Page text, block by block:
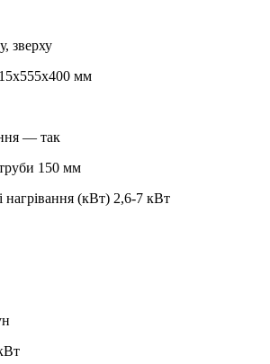
зверху
мм
— так
150 мм
нагрівання (кВт) 2,6-7 кВт